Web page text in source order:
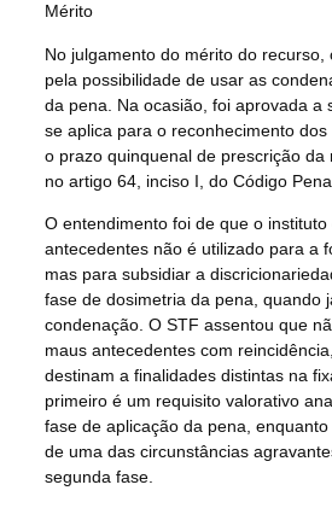
Mérito
No julgamento do mérito do recurso,
pela possibilidade de usar as
da pena. Na ocasião, foi aprovada a
se aplica para o reconhecimento
o prazo quinquenal de prescrição da
no artigo 64, inciso I, do Código
O entendimento foi de que o instituto
antecedentes não é utilizado para a
mas para subsidiar a
fase de dosimetria da pena, quando
condenação. O STF assentou que
maus antecedentes com
destinam a finalidades distintas na
primeiro é um requisito valorativo
fase de aplicação da pena,
de uma das circunstâncias
segunda fase.